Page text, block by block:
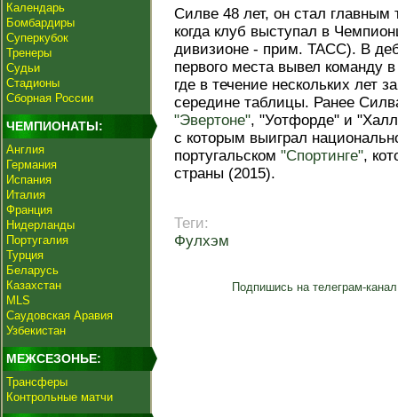
Календарь
Бомбардиры
Суперкубок
Тренеры
Судьи
Стадионы
Сборная России
ЧЕМПИОНАТЫ:
Англия
Германия
Испания
Италия
Франция
Нидерланды
Португалия
Турция
Беларусь
Казахстан
MLS
Саудовская Аравия
Узбекистан
МЕЖСЕЗОНЬЕ:
Трансферы
Контрольные матчи
Силве 48 лет, он стал главным
когда клуб выступал в
дивизионе - прим. ТАСС). В
первого места вывел команду
где в течение нескольких лет
середине таблицы. Ранее
"Эвертоне", "Уотфорде" и
с которым выиграл
португальском "Спортинге",
страны (2015).
Теги:
Фулхэм
Подпишись на телеграм-